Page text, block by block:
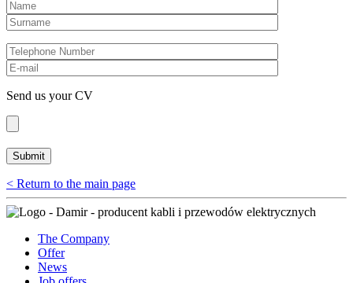
Send us your CV
< Return to the main page
The Company
Offer
News